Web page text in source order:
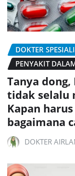
DOKTER
PENYAKIT
Tanya
tidak selalu
Kapan
bagaimana
DOKTER